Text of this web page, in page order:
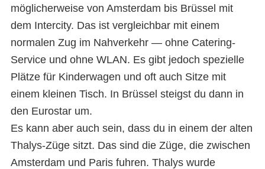
möglicherweise von Amsterdam bis Brüssel mit
dem Intercity. Das ist vergleichbar mit einem
normalen Zug im Nahverkehr — ohne Catering-
Service und ohne WLAN. Es gibt jedoch spezielle
Plätze für Kinderwagen und oft auch Sitze mit
einem kleinen Tisch. In Brüssel steigst du dann in
den Eurostar um.
Es kann aber auch sein, dass du in einem der alten
Thalys-Züge sitzt. Das sind die Züge, die zwischen
Amsterdam und Paris fuhren. Thalys wurde